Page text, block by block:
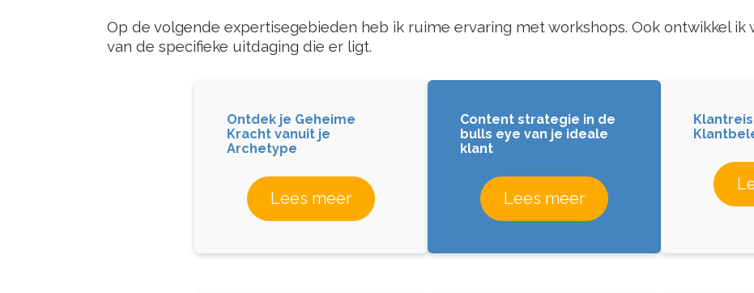
Op de volgende expertisegebieden heb ik ruime ervaring met workshops. Ook ontwikkel ik
van de specifieke uitdaging die er ligt.
Ontdek je Geheime
Kracht vanuit je
Archetype
Lees meer
Content strategie in de
bulls eye van je ideale
klant
Lees meer